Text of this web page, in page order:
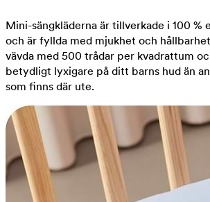
Mini-sängkläderna är tillverkade i 100 %
och är fyllda med mjukhet och
vävda med 500 trådar per kvadrattum
betydligt lyxigare på ditt barns hud än
som finns där ute.